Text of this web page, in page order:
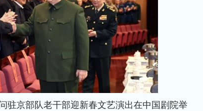
驻京部队老干部迎新春文艺演出在中国剧院举